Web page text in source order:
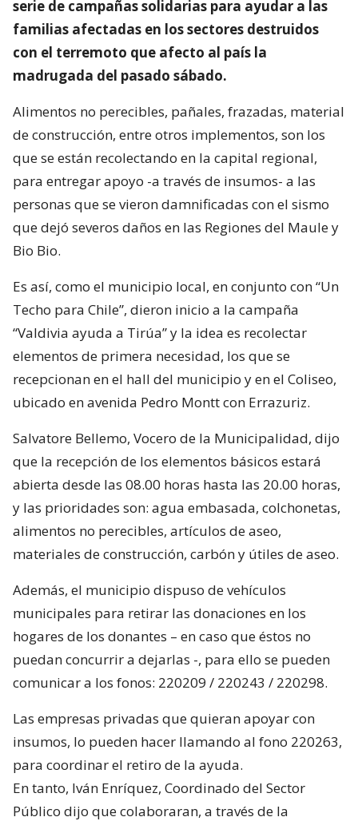
serie de campañas solidarias para ayudar a las
familias afectadas en los sectores destruidos
con el terremoto que afecto al país la
madrugada del pasado sábado.
Alimentos no perecibles, pañales, frazadas, material
de construcción, entre otros implementos, son los
que se están recolectando en la capital regional,
para entregar apoyo -a través de insumos- a las
personas que se vieron damnificadas con el sismo
que dejó severos daños en las Regiones del Maule y
Bio Bio.
Es así, como el municipio local, en conjunto con “Un
Techo para Chile”, dieron inicio a la campaña
“Valdivia ayuda a Tirúa” y la idea es recolectar
elementos de primera necesidad, los que se
recepcionan en el hall del municipio y en el Coliseo,
ubicado en avenida Pedro Montt con Errazuriz.
Salvatore Bellemo, Vocero de la Municipalidad, dijo
que la recepción de los elementos básicos estará
abierta desde las 08.00 horas hasta las 20.00 horas,
y las prioridades son: agua embasada, colchonetas,
alimentos no perecibles, artículos de aseo,
materiales de construcción, carbón y útiles de aseo.
Además, el municipio dispuso de vehículos
municipales para retirar las donaciones en los
hogares de los donantes – en caso que éstos no
puedan concurrir a dejarlas -, para ello se pueden
comunicar a los fonos: 220209 / 220243 / 220298.
Las empresas privadas que quieran apoyar con
insumos, lo pueden hacer llamando al fono 220263,
para coordinar el retiro de la ayuda.
En tanto, Iván Enríquez, Coordinado del Sector
Público dijo que colaboraran, a través de la